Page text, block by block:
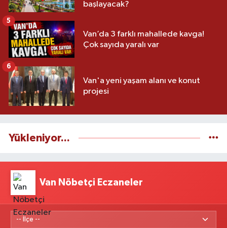
başlayacak?
Van’da 3 farklı mahallede kavga!
Çok sayıda yaralı var
5
Van'a yeni yaşam alanı ve konut
projesi
6
Yükleniyor...
Van Nöbetçi Eczaneler